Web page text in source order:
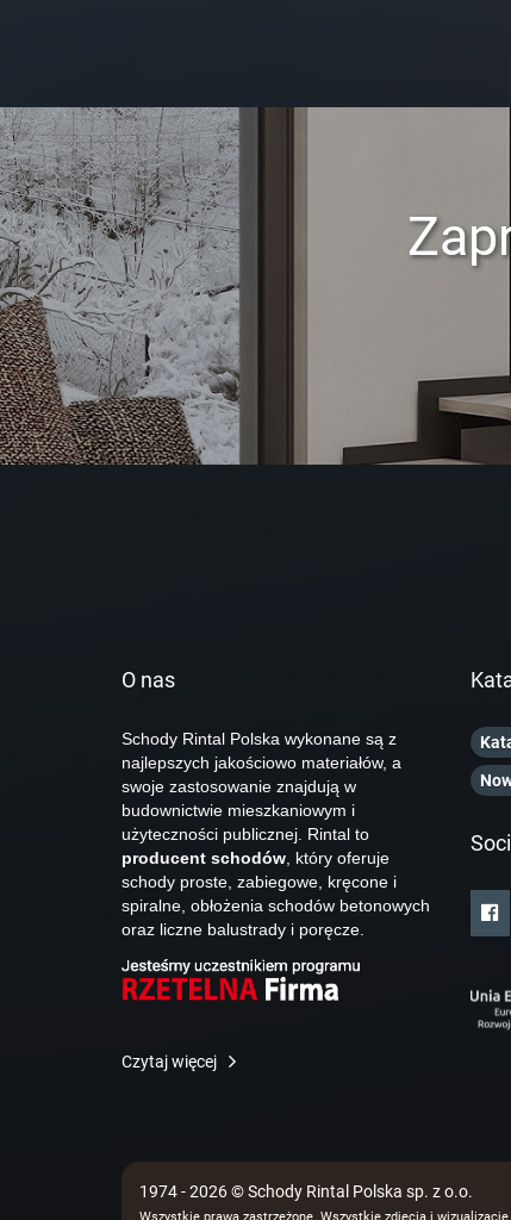
O nas
Schody Rintal Polska wykonane są z
najlepszych jakościowo materiałów, a
swoje zastosowanie znajdują w
budownictwie mieszkaniowym i
użyteczności publicznej. Rintal to
producent schodów , który oferuje
schody proste, zabiegowe, kręcone i
spiralne, obłożenia schodów betonowych
oraz liczne balustrady i poręcze.
Czytaj więcej
1974 - 2026 © Schody Rintal Polska sp. z o.o.